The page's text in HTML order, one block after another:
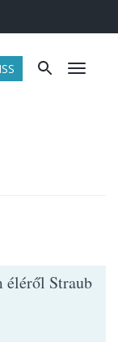
Menü
éléről Straub